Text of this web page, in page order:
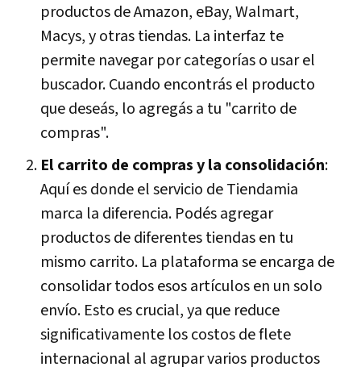
productos de Amazon, eBay, Walmart,
Macys, y otras tiendas. La interfaz te
permite navegar por categorías o usar el
buscador. Cuando encontrás el producto
que deseás, lo agregás a tu "carrito de
compras".
El carrito de compras y la consolidación:
Aquí es donde el servicio de Tiendamia
marca la diferencia. Podés agregar
productos de diferentes tiendas en tu
mismo carrito. La plataforma se encarga de
consolidar todos esos artículos en un solo
envío. Esto es crucial, ya que reduce
significativamente los costos de flete
internacional al agrupar varios productos